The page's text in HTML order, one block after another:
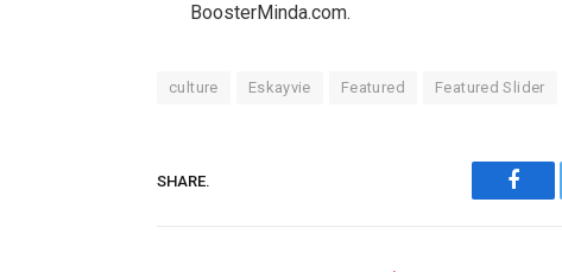
BoosterMinda.com.
culture Eskayvie Featured Featured Slider
SHARE.